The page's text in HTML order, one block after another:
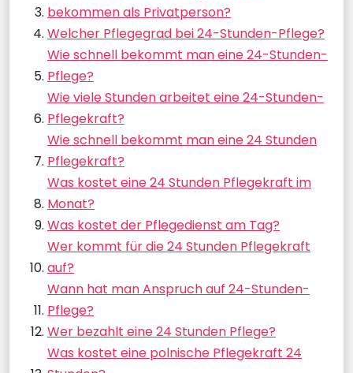
bekommen als Privatperson?
Welcher Pflegegrad bei 24-Stunden-Pflege?
Wie schnell bekommt man eine 24-Stunden-
Pflege?
Wie viele Stunden arbeitet eine 24-Stunden-
Pflegekraft?
Wie schnell bekommt man eine 24 Stunden
Pflegekraft?
Was kostet eine 24 Stunden Pflegekraft im
Monat?
Was kostet der Pflegedienst am Tag?
Wer kommt für die 24 Stunden Pflegekraft
auf?
Wann hat man Anspruch auf 24-Stunden-
Pflege?
Wer bezahlt eine 24 Stunden Pflege?
Was kostet eine polnische Pflegekraft 24